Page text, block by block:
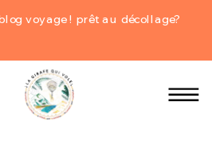
voyage ! prêt au décollage?